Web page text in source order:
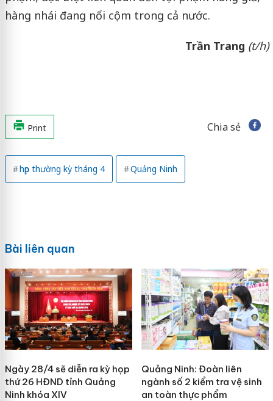
hàng nhái đang nổi cộm trong cả nước.
Trần Trang (t/h)
Print Chia sẻ
họp thường kỳ tháng 4 Quảng Ninh
Bài liên quan
Ngày 28/4 sẽ diễn ra kỳ họp
thứ 26 HĐND tỉnh Quảng
Ninh khóa XIV
Quảng Ninh: Đoàn liên
ngành số 2 kiểm tra vệ sinh
an toàn thực phẩm